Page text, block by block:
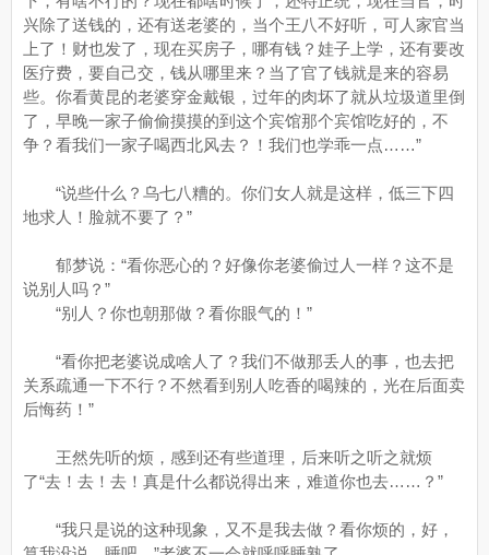
兴除了送钱的，还有送老婆的，当个王八不好听，可人家官当
上了！财也发了，现在买房子，哪有钱？娃子上学，还有要改
医疗费，要自己交，钱从哪里来？当了官了钱就是来的容易
些。你看黄昆的老婆穿金戴银，过年的肉坏了就从垃圾道里倒
了，早晚一家子偷偷摸摸的到这个宾馆那个宾馆吃好的，不
争？看我们一家子喝西北风去？！我们也学乖一点……”
“说些什么？乌七八糟的。你们女人就是这样，低三下四
地求人！脸就不要了？”
郁梦说：“看你恶心的？好像你老婆偷过人一样？这不是
说别人吗？”
“别人？你也朝那做？看你眼气的！”
“看你把老婆说成啥人了？我们不做那丢人的事，也去把
关系疏通一下不行？不然看到别人吃香的喝辣的，光在后面卖
后悔药！”
王然先听的烦，感到还有些道理，后来听之听之就烦
了“去！去！去！真是什么都说得出来，难道你也去……？”
“我只是说的这种现象，又不是我去做？看你烦的，好，